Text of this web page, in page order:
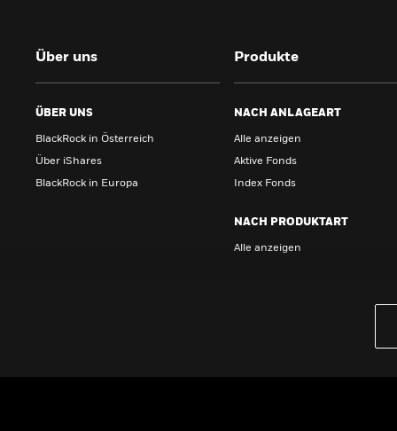
Über uns
ÜBER UNS
BlackRock in Österreich
Über iShares
BlackRock in Europa
Produkte
NACH ANLAGEART
Alle anzeigen
Aktive Fonds
Index Fonds
NACH PRODUKTART
Alle anzeigen